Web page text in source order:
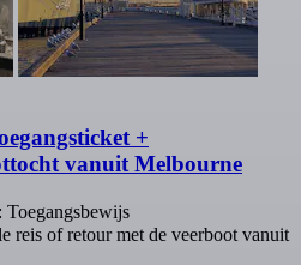
+
vanuit Melbourne
reis of retour met de veerboot vanuit